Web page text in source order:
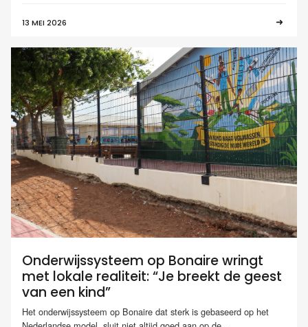
13 MEI 2026
Onderwijssysteem op Bonaire wringt
met lokale realiteit: “Je breekt de geest
van een kind”
Het onderwijssysteem op Bonaire dat sterk is gebaseerd op het